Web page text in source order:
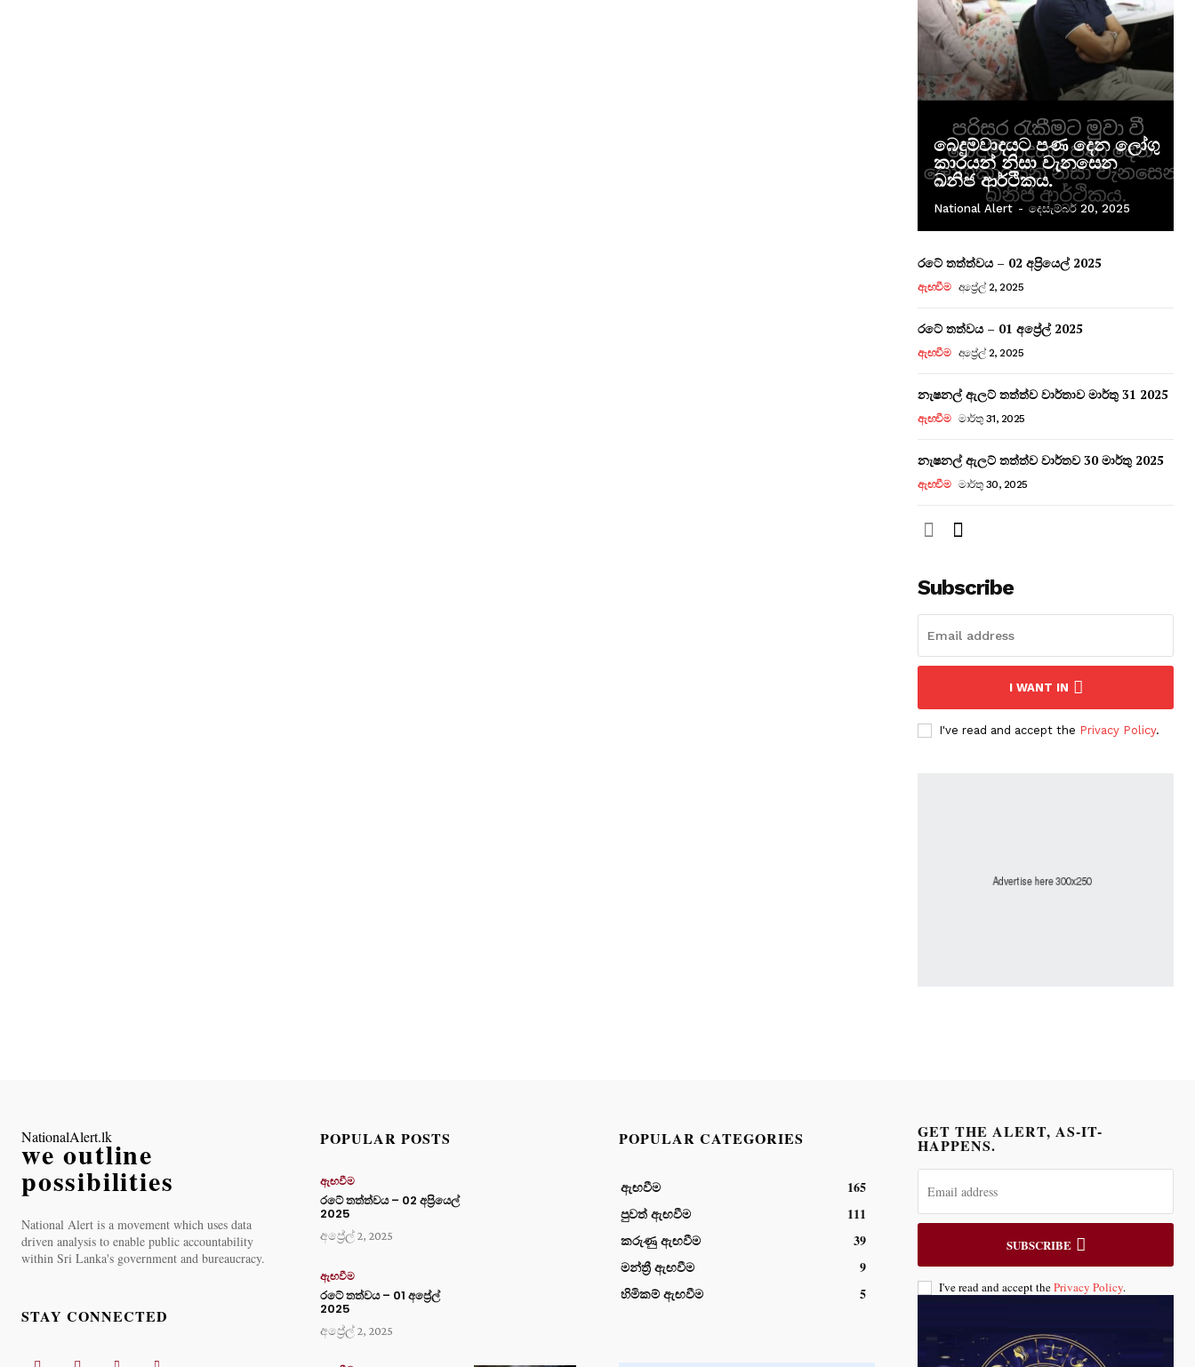
බෙදුම්වාදයට පණ දෙන ලෝගු
කාරයන් නිසා වැනසෙන
ඛනිජ ආර්ථිකය.
National Alert - දෙසැම්බර් 20, 2025
රටේ තත්ත්වය – 02 අප්‍රියෙල් 2025
ඇඟවීම අප්‍රේල් 2, 2025
රටේ තත්වය – 01 අප්‍රේල් 2025
ඇඟවීම අප්‍රේල් 2, 2025
නැෂනල් ඇලට් තත්ත්ව වාර්තාව මාර්තු 31 2025
ඇඟවීම මාර්තු 31, 2025
නැෂනල් ඇලට් තත්ත්ව වාර්තව 30 මාර්තු 2025
ඇඟවීම මාර්තු 30, 2025
Subscribe
I WANT IN
I've read and accept the Privacy Policy.
NationalAlert.lk
we outline
possibilities
National Alert is a movement which uses data
driven analysis to enable public accountability
within Sri Lanka's government and bureaucracy.
STAY CONNECTED
POPULAR POSTS
ඇඟවීම
රටේ තත්ත්වය – 02 අප්‍රියෙල්
2025
අප්‍රේල් 2, 2025
ඇඟවීම
රටේ තත්වය – 01 අප්‍රේල්
2025
අප්‍රේල් 2, 2025
POPULAR CATEGORIES
ඇඟවීම
165
පුවත් ඇඟවීම
111
කරුණු ඇඟවීම
39
මන්ත්‍රී ඇඟවීම
9
හිමිකම් ඇඟවීම
5
GET THE ALERT, AS-IT-
HAPPENS.
SUBSCRIBE
I've read and accept thePrivacy Policy.